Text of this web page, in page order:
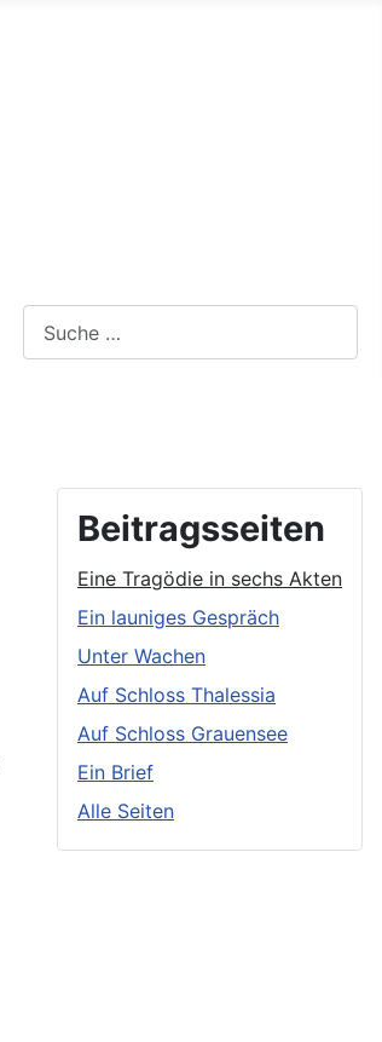
Beitragsseiten
Eine Tragödie in sechs Akten
Ein launiges Gespräch
Unter Wachen
Auf Schloss Thalessia
Auf Schloss Grauensee
Ein Brief
Alle Seiten